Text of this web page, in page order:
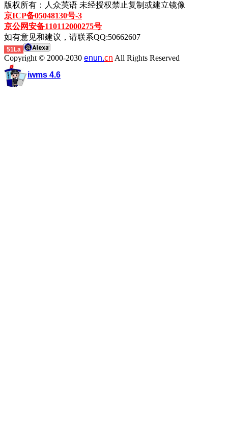
版权所有：人众英语 未经授权禁止复制或建立镜像
京ICP备05048130号-3
京公网安备110112000275号
如有意见和建议，请联系QQ:50662607
51La
Copyright © 2000-2030 enun.cn All Rights Reserved
iwms 4.6